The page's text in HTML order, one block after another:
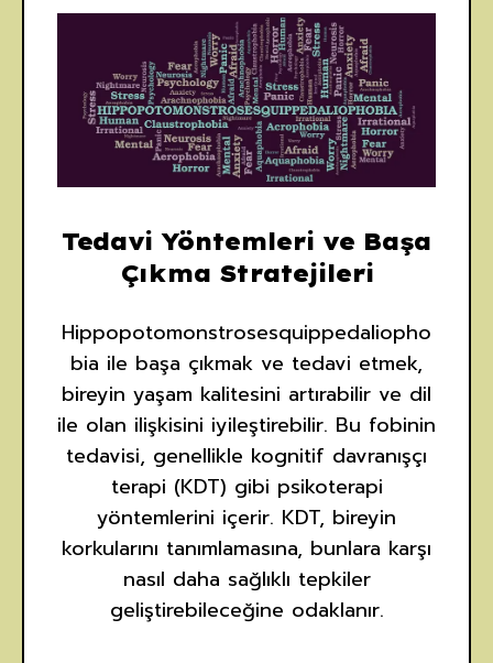
Tedavi Yöntemleri ve Başa
Çıkma Stratejileri
Hippopotomonstrosesquippedaliopho
bia ile başa çıkmak ve tedavi etmek,
bireyin yaşam kalitesini artırabilir ve dil
ile olan ilişkisini iyileştirebilir. Bu fobinin
tedavisi, genellikle kognitif davranışçı
terapi (KDT) gibi psikoterapi
yöntemlerini içerir. KDT, bireyin
korkularını tanımlamasına, bunlara karşı
nasıl daha sağlıklı tepkiler
geliştirebileceğine odaklanır.